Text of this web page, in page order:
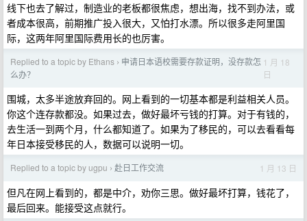
线下也去了解过，制造业的老板都很焦虑，想出海，找不到办法，或
者成本很高，前期推广投入很大，又怕打水漂。所以很多走阿里国
际，这两年阿里国际费用长的也厉害。
Replied to a topic by Ethans › 申请日本语校需要存款证明，没存款怎
么办？
1 月 18
日
围城，太多半途放弃回的。网上看到的一切基本都是利益相关人员。
你这个连存款都没。如果过去，做好最坏亏钱的打算。对于有钱的，
去生活一到两个月，什么都知道了。如果为了移民的，可以去看看每
年日本接受移民的人，数据可以说明一切。
Replied to a topic by ugpu › 赴日工作交流 1 月 13 日
但凡在网上看到的，都是中介，劝你三思。做好最坏打算，钱花了，
最后回来。能接受这点就行。